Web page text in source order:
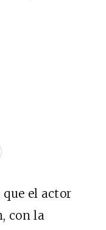
el actor
con la